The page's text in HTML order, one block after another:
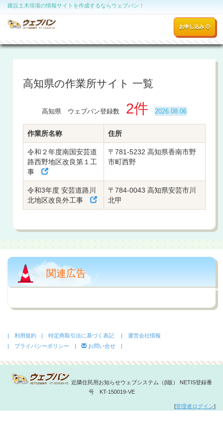
建設土木現場の情報サイトを作成するならウェブバン！
お申し込み
高知県の作業所サイト 一覧
高知県 ウェブバン登録数 2件 2026.08.06
作業所名称 住所
令和２年度南国安芸道
路西野地区改良第１工
事
〒781-5232 高知県香南市野
市町西野
令和3年度 安芸道路川
北地区改良外工事
〒784-0043 高知県安芸市川
北甲
関連広告
| 利用規約 | 特定商取引法に基づく表記
| 運営会社情報
| プライバシーポリシー |
お問い合せ |
近隣住民用お知らせウェブシステム（β版） NETIS登録番
号 KT-150019-VE
[管理者ログイン]